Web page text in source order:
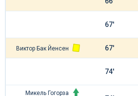
67'
Виктор Бак Йенсен 67'
74'
Микель Гогорза